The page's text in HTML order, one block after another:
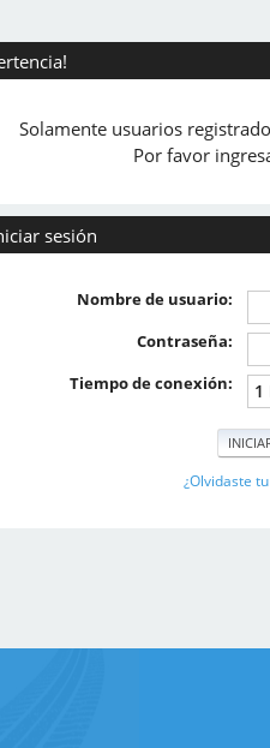
Solamente usuarios
Por favor
sesión
Nombre de usuario:
Contraseña:
Tiempo de conexión:
¿Olvidaste